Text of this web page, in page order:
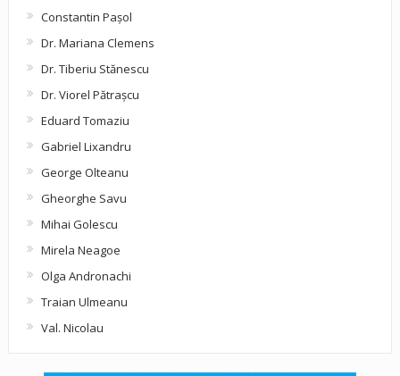
Constantin Pașol
Dr. Mariana Clemens
Dr. Tiberiu Stănescu
Dr. Viorel Pătraşcu
Eduard Tomaziu
Gabriel Lixandru
George Olteanu
Gheorghe Savu
Mihai Golescu
Mirela Neagoe
Olga Andronachi
Traian Ulmeanu
Val. Nicolau